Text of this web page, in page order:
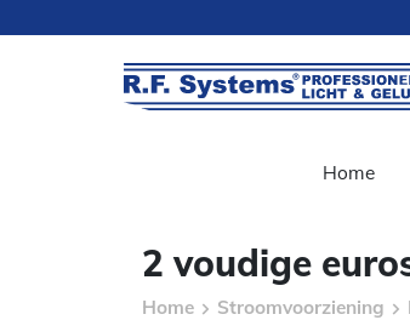
Home
2 voudige
Home Stroomvoorziening